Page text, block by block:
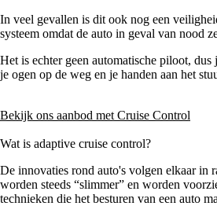
In veel gevallen is dit ook nog een
systeem omdat de auto in geval van nood
Het is echter geen automatische piloot,
je ogen op de weg en je handen aan het
Bekijk ons aanbod met Cruise Control
Wat is adaptive cruise control?
De innovaties rond auto's volgen elkaar in
worden steeds “slimmer” en worden
technieken die het besturen van een auto